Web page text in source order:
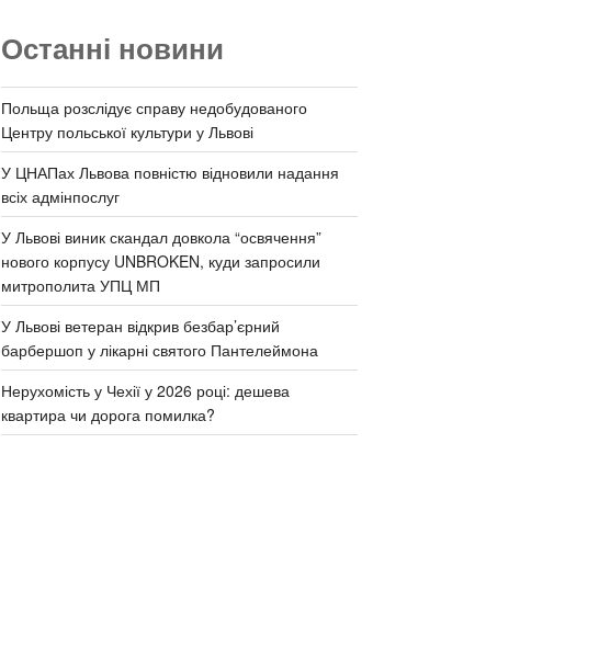
Останні новини
Польща розслідує справу недобудованого
Центру польської культури у Львові
У ЦНАПах Львова повністю відновили надання
всіх адмінпослуг
У Львові виник скандал довкола “освячення”
нового корпусу UNBROKEN, куди запросили
митрополита УПЦ МП
У Львові ветеран відкрив безбар’єрний
барбершоп у лікарні святого Пантелеймона
Нерухомість у Чехії у 2026 році: дешева
квартира чи дорога помилка?